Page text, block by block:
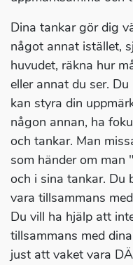
Dina tankar gör dig
något annat istället,
huvudet, räkna hur
eller annat du ser.
kan styra din
någon annan, ha
och tankar. Man
som händer om
och i sina tankar. Du
vara tillsammans
Du vill ha hjälp att
tillsammans med
just att vaket vara